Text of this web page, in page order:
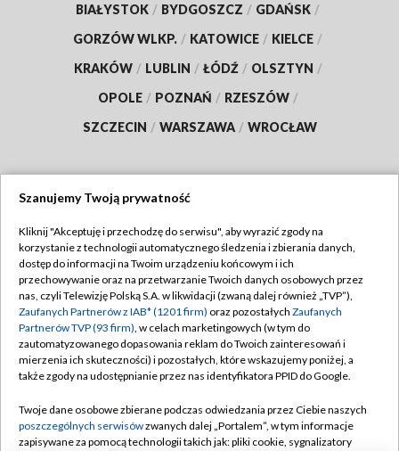
BIAŁYSTOK / BYDGOSZCZ / GDAŃSK /
GORZÓW WLKP. / KATOWICE / KIELCE /
KRAKÓW / LUBLIN / ŁÓDŹ / OLSZTYN /
OPOLE / POZNAŃ / RZESZÓW /
SZCZECIN / WARSZAWA / WROCŁAW
TVP
Abonament TVP
Emisja w TVP
Centrum informacji TVP
Naziemna Telewizja Cyfrowa
Rada Programowa
Regulamin TVP
Polityka prywatności
Moje zgody
Pomoc
Kontakt
Szanujemy Twoją prywatność
Kliknij "Akceptuję i przechodzę do serwisu", aby wyrazić zgody na
korzystanie z technologii automatycznego śledzenia i zbierania danych,
dostęp do informacji na Twoim urządzeniu końcowym i ich
przechowywanie oraz na przetwarzanie Twoich danych osobowych przez
nas, czyli Telewizję Polską S.A. w likwidacji (zwaną dalej również „TVP”),
Zaufanych Partnerów z IAB* (1201 firm) oraz pozostałych Zaufanych
Partnerów TVP (93 firm), w celach marketingowych (w tym do
zautomatyzowanego dopasowania reklam do Twoich zainteresowań i
mierzenia ich skuteczności) i pozostałych, które wskazujemy poniżej, a
także zgody na udostępnianie przez nas identyfikatora PPID do Google.
Twoje dane osobowe zbierane podczas odwiedzania przez Ciebie naszych
poszczególnych serwisówzwanych dalej „Portalem”, w tym informacje
zapisywane za pomocą technologii takich jak: pliki cookie, sygnalizatory